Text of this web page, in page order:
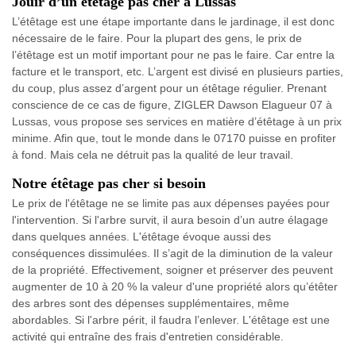
L’étêtage est une étape importante dans le jardinage, il est donc
nécessaire de le faire. Pour la plupart des gens, le prix de
l’étêtage est un motif important pour ne pas le faire. Car entre la
facture et le transport, etc. L’argent est divisé en plusieurs parties,
du coup, plus assez d’argent pour un étêtage régulier. Prenant
conscience de ce cas de figure, ZIGLER Dawson Elagueur 07 à
Lussas, vous propose ses services en matière d’étêtage à un prix
minime. Afin que, tout le monde dans le 07170 puisse en profiter
à fond. Mais cela ne détruit pas la qualité de leur travail.
Notre étêtage pas cher si besoin
Le prix de l'étêtage ne se limite pas aux dépenses payées pour
l'intervention. Si l'arbre survit, il aura besoin d’un autre élagage
dans quelques années. L'étêtage évoque aussi des
conséquences dissimulées. Il s’agit de la diminution de la valeur
de la propriété. Effectivement, soigner et préserver des peuvent
augmenter de 10 à 20 % la valeur d'une propriété alors qu’étêter
des arbres sont des dépenses supplémentaires, même
abordables. Si l'arbre périt, il faudra l’enlever. L'étêtage est une
activité qui entraîne des frais d'entretien considérable.